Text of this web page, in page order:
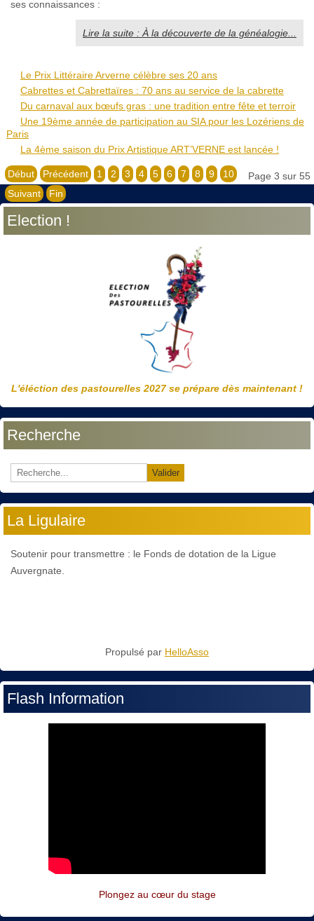
ses connaissances :
Lire la suite : À la découverte de la généalogie...
Le Prix Littéraire Arverne célèbre ses 20 ans
Cabrettes et Cabrettaïres : 70 ans au service de la cabrette
Du carnaval aux bœufs gras : une tradition entre fête et terroir
Une 19ème année de participation au SIA pour les Lozériens de
Paris
La 4ème saison du Prix Artistique ART’VERNE est lancée !
Page 3 sur 55
Début Précédent 1 2 3 4 5 6 7 8 9
10
Suivant
Fin
Election !
L'éléction des pastourelles 2027 se prépare dès maintenant !
Recherche
Valider
La Ligulaire
Soutenir pour transmettre : le Fonds de dotation de la Ligue
Auvergnate.
Propulsé par HelloAsso
Flash Information
Plongez au cœur du stage